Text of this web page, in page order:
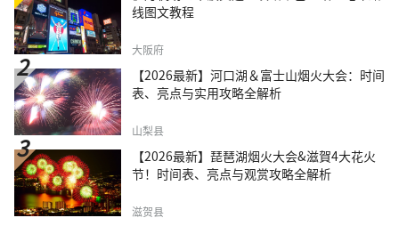
线图文教程
大阪府
【2026最新】河口湖＆富士山烟火大会：时间
表、亮点与实用攻略全解析
山梨县
【2026最新】琵琶湖烟火大会&滋賀4大花火
节！时间表、亮点与观赏攻略全解析
滋贺县